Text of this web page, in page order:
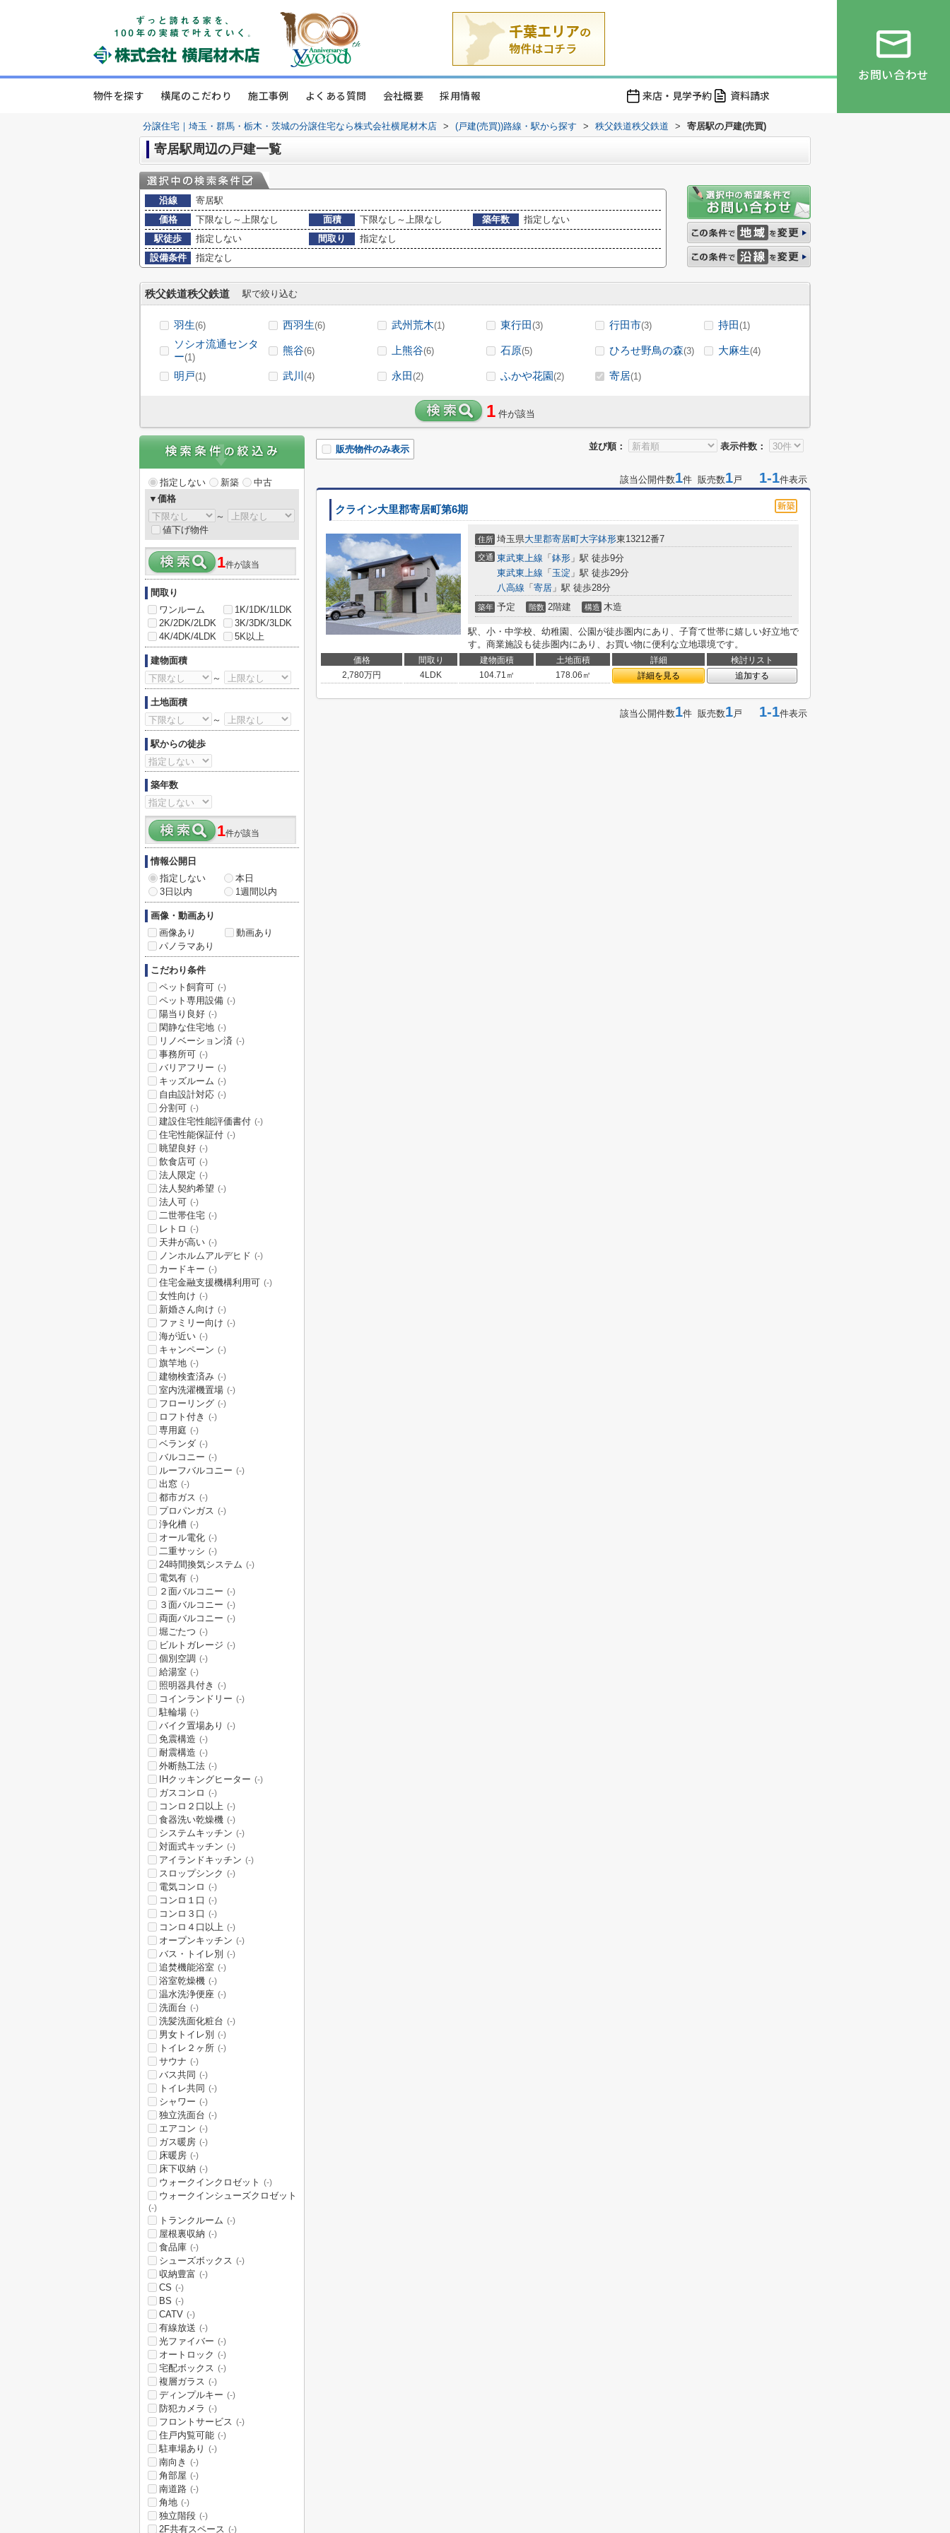
物件を探す 横尾のこだわり 施工事例 よくある質問 会社概要 採用情報 来店・見学予約 資料請求
お問い合わせ
分譲住宅｜埼玉・群馬・栃木・茨城の分譲住宅なら株式会社横尾材木店 > (戸建(売買))路線・駅から探す > 秩父鉄道秩父鉄道 > 寄居駅の戸建(売買)
寄居駅周辺の戸建一覧
沿線
寄居駅
価格
下限なし～上限なし 面積 下限なし～上限なし 築年数
指定しない
駅徒歩
指定しない 間取り
指定なし
設備条件
指定なし
秩父鉄道秩父鉄道 駅で絞り込む
羽生(6) 西羽生(6) 武州荒木(1) 東行田(3) 行田市(3) 持田(1)
ソシオ流通センタ
ー(1)
熊谷(6) 上熊谷(6) 石原(5) ひろせ野鳥の森(3) 大麻生(4)
明戸(1) 武川 (4) 永田(2) ふかや花園(2) 寄居(1)
1 件が該当
並び順： 表示件数：
販売物件のみ表示
該当公開件数1件 販売数1戸 1-1件表示
クライン大里郡寄居町第6期
住所 埼玉県大里郡寄居町大字鉢形東13212番7
交通 東武東上線 「 鉢形 」駅 徒歩9分
東武東上線 「 玉淀 」駅 徒歩29分
八高線 「 寄居 」駅 徒歩28分
築年 予定 階数 2階建 構造 木造
駅、小・中学校、幼稚園、公園が徒歩圏内にあり、子育て世帯に嬉しい好立地で
す。商業施設も徒歩圏内にあり、お買い物に便利な立地環境です。
価格 間取り 建物面積 土地面積 詳細
検討リスト
2,780万円 4LDK 104.71㎡ 178.06㎡ 詳細を見る 追加する
該当公開件数1件 販売数1戸 1-1件表示
指定しない 新築
中古
▼価格
～
値下げ物件
1件が該当
間取り
ワンルーム
1K/1DK/1LDK
2K/2DK/2LDK
3K/3DK/3LDK
4K/4DK/4LDK
5K以上
建物面積
～
土地面積
～
駅からの徒歩
築年数
1件が該当
情報公開日
指定しない
本日
3日以内
1週間以内
画像・動画あり
画像あり
動画あり
パノラマあり
こだわり条件
ペット飼育可 (-)
ペット専用設備 (-)
陽当り良好 (-)
閑静な住宅地 (-)
リノベーション済 (-)
事務所可 (-)
バリアフリー (-)
キッズルーム (-)
自由設計対応 (-)
分割可 (-)
建設住宅性能評価書付 (-)
住宅性能保証付 (-)
眺望良好 (-)
飲食店可 (-)
法人限定 (-)
法人契約希望 (-)
法人可 (-)
二世帯住宅 (-)
レトロ (-)
天井が高い (-)
ノンホルムアルデヒド (-)
カードキー (-)
住宅金融支援機構利用可 (-)
女性向け (-)
新婚さん向け (-)
ファミリー向け (-)
海が近い (-)
キャンペーン (-)
旗竿地 (-)
建物検査済み (-)
室内洗濯機置場 (-)
フローリング (-)
ロフト付き (-)
専用庭 (-)
ベランダ (-)
バルコニー (-)
ルーフバルコニー (-)
出窓 (-)
都市ガス (-)
プロパンガス (-)
浄化槽 (-)
オール電化 (-)
二重サッシ (-)
24時間換気システム (-)
電気有 (-)
２面バルコニー (-)
３面バルコニー (-)
両面バルコニー (-)
堀ごたつ (-)
ビルトガレージ (-)
個別空調 (-)
給湯室 (-)
照明器具付き (-)
コインランドリー (-)
駐輪場 (-)
バイク置場あり (-)
免震構造 (-)
耐震構造 (-)
外断熱工法 (-)
IHクッキングヒーター (-)
ガスコンロ (-)
コンロ２口以上 (-)
食器洗い乾燥機 (-)
システムキッチン (-)
対面式キッチン (-)
アイランドキッチン (-)
スロップシンク (-)
電気コンロ (-)
コンロ１口 (-)
コンロ３口 (-)
コンロ４口以上 (-)
オープンキッチン (-)
バス・トイレ別 (-)
追焚機能浴室 (-)
浴室乾燥機 (-)
温水洗浄便座 (-)
洗面台 (-)
洗髪洗面化粧台 (-)
男女トイレ別 (-)
トイレ２ヶ所 (-)
サウナ (-)
バス共同 (-)
トイレ共同 (-)
シャワー (-)
独立洗面台 (-)
エアコン (-)
ガス暖房 (-)
床暖房 (-)
床下収納 (-)
ウォークインクロゼット (-)
ウォークインシューズクロゼット
(-)
トランクルーム (-)
屋根裏収納 (-)
食品庫 (-)
シューズボックス (-)
収納豊富 (-)
CS (-)
BS (-)
CATV (-)
有線放送 (-)
光ファイバー (-)
オートロック (-)
宅配ボックス (-)
複層ガラス (-)
ディンプルキー (-)
防犯カメラ (-)
フロントサービス (-)
住戸内覧可能 (-)
駐車場あり (-)
南向き (-)
角部屋 (-)
南道路 (-)
角地 (-)
独立階段 (-)
2F共有スペース (-)